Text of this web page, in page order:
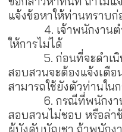
แจ้งข้อหาให้ท่านทราบก่
4. เจ้าพนักงานตำร
ให้การไม่ได้
5. ก่อนที่จะดำเนิน
สอบสวนจะต้องแจ้งเตื
สามารถใช้ยังตัวท่านใน
6. กรณีที่พนักงานส
สอบสวนไม่ชอบ หรือล่า
ผู้บังคับบัญชา ถ้าพนักง